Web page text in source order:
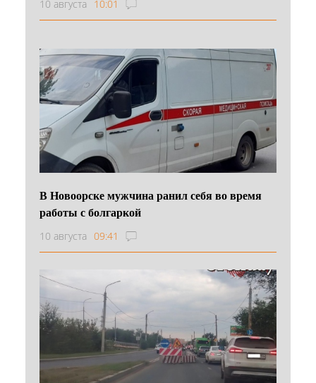
10 августа 10:01
В Новоорске мужчина ранил себя во время
работы с болгаркой
10 августа 09:41